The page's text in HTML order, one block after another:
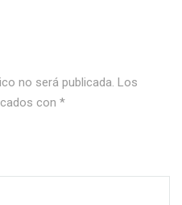
no será publicada. Los
con *